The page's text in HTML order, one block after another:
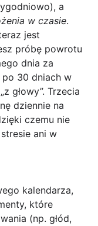
a
w czasie.
jest
próbę powrotu
dnia za
30 dniach w
głowy”. Trzecia
dziennie na
czemu nie
ani w
kalendarza,
które
(np. głód,